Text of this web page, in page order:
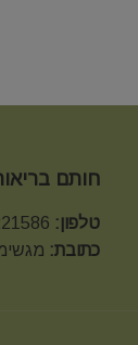
חותם
טלפון:
כתובת: מגשימים 20 קרית